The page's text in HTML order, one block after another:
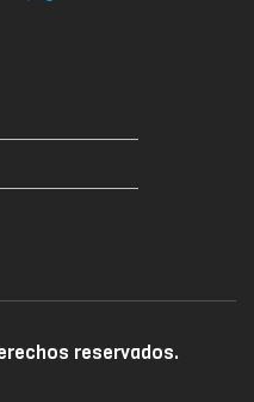
reservados.